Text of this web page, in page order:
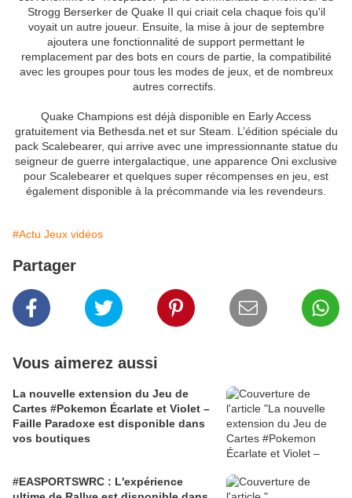
Strogg Berserker de Quake II qui criait cela chaque fois qu'il
voyait un autre joueur. Ensuite, la mise à jour de septembre
ajoutera une fonctionnalité de support permettant le
remplacement par des bots en cours de partie, la compatibilité
avec les groupes pour tous les modes de jeux, et de nombreux
autres correctifs.
Quake Champions est déjà disponible en Early Access
gratuitement via Bethesda.net et sur Steam. L’édition spéciale du
pack Scalebearer, qui arrive avec une impressionnante statue du
seigneur de guerre intergalactique, une apparence Oni exclusive
pour Scalebearer et quelques super récompenses en jeu, est
également disponible à la précommande via les revendeurs.
#Actu Jeux vidéos
Partager
Vous aimerez aussi
La nouvelle extension du Jeu de
Cartes #Pokemon Écarlate et Violet –
Faille Paradoxe est disponible dans
vos boutiques
#EASPORTSWRC : L'expérience